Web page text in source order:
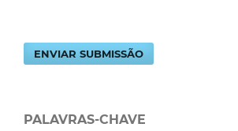
ENVIAR SUBMISSÃO
PALAVRAS-CHAVE